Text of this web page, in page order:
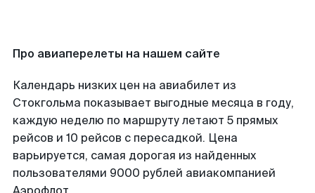
Про авиаперелеты на нашем сайте
Календарь низких цен на авиабилет из
Стокгольма показывает выгодные месяца в году,
каждую неделю по маршруту летают 5 прямых
рейсов и 10 рейсов с пересадкой. Цена
варьируется, самая дорогая из найденных
пользователями 9000 рублей авиакомпанией